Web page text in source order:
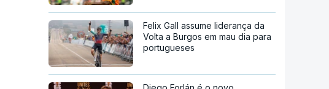
Felix Gall assume liderança da
Volta a Burgos em mau dia para
portugueses